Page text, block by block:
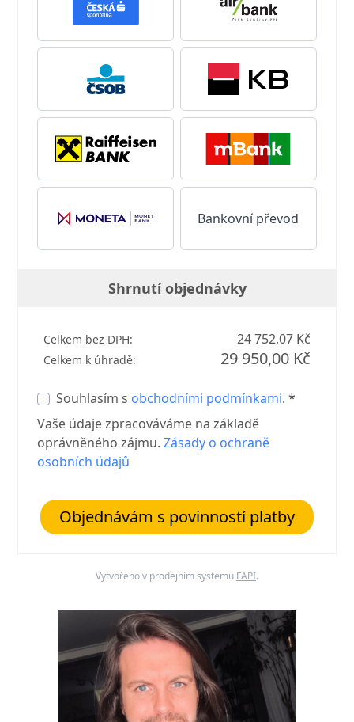
Bankovní převod
Shrnutí objednávky
Celkem bez DPH: 24 752,07 Kč
Celkem k úhradě: 29 950,00 Kč
Souhlasím s obchodními podmínkami. *
Vaše údaje zpracováváme na základě
oprávněného zájmu.Zásady o ochraně
osobních údajů
Objednávám s povinností platby
Vytvořeno v prodejním systému FAPI.